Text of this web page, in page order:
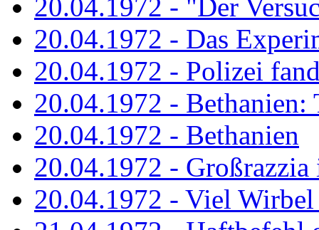
20.04.1972 - "Der
20.04.1972 - Das
20.04.1972 - Polizei
20.04.1972 - Bethanien:
20.04.1972 - Bethanien
20.04.1972 - Großrazzia
20.04.1972 - Viel